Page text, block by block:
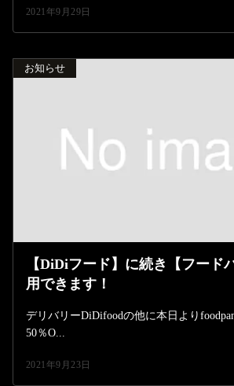
2021年9月29日
お知らせ
【DiDiフード】に続き【フード
用できます！
デリバリーDiDifoodの他に本日より
50％O...
2021年9月23日